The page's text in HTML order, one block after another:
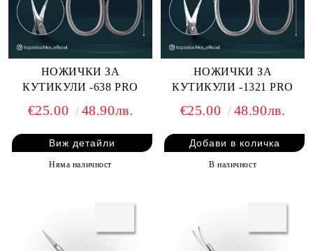
НОЖИЧКИ ЗА
КУТИКУЛИ -638 PRO
€25.00 48.90лв.
Виж детайли
Няма наличност
НОЖИЧКИ ЗА
КУТИКУЛИ -1321 PRO
€25.00 48.90лв.
В наличност